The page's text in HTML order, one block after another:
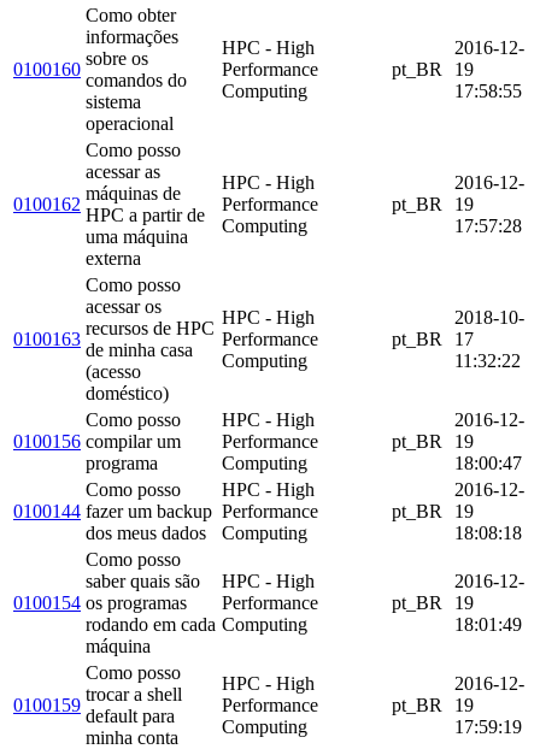
0100160
Como obter
informações
sobre os
comandos do
sistema
operacional
HPC - High
Performance
Computing
pt_BR
2016-12-
19
17:58:55
0100162
Como posso
acessar as
máquinas de
HPC a partir de
uma máquina
externa
HPC - High
Performance
Computing
pt_BR
2016-12-
19
17:57:28
0100163
Como posso
acessar os
recursos de HPC
de minha casa
(acesso
doméstico)
HPC - High
Performance
Computing
pt_BR
2018-10-
17
11:32:22
0100156
Como posso
compilar um
programa
HPC - High
Performance
Computing
pt_BR
2016-12-
19
18:00:47
0100144
Como posso
fazer um backup
dos meus dados
HPC - High
Performance
Computing
pt_BR
2016-12-
19
18:08:18
0100154
Como posso
saber quais são
os programas
rodando em cada
máquina
HPC - High
Performance
Computing
pt_BR
2016-12-
19
18:01:49
0100159
Como posso
trocar a shell
default para
minha conta
HPC - High
Performance
Computing
pt_BR
2016-12-
19
17:59:19